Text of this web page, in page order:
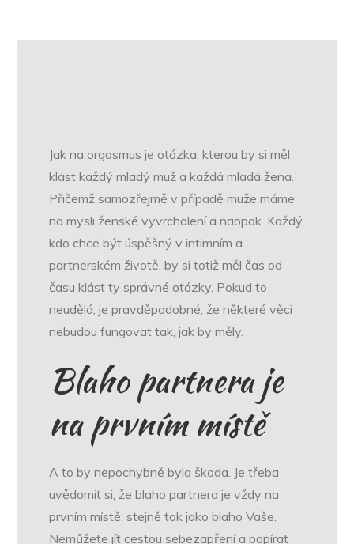
Jak na orgasmus je otázka, kterou by si měl
klást každý mladý muž a každá mladá žena.
Přičemž samozřejmě v případě muže máme
na mysli ženské vyvrcholení a naopak. Každý,
kdo chce být úspěšný v intimním a
partnerském životě, by si totiž měl čas od
času klást ty správné otázky. Pokud to
neudělá, je pravděpodobné, že některé věci
nebudou fungovat tak, jak by měly.
Blaho partnera je
na prvním místě
A to by nepochybně byla škoda. Je třeba
uvědomit si, že blaho partnera je vždy na
prvním místě, stejně tak jako blaho Vaše.
Nemůžete jít cestou sebezapření a popírat